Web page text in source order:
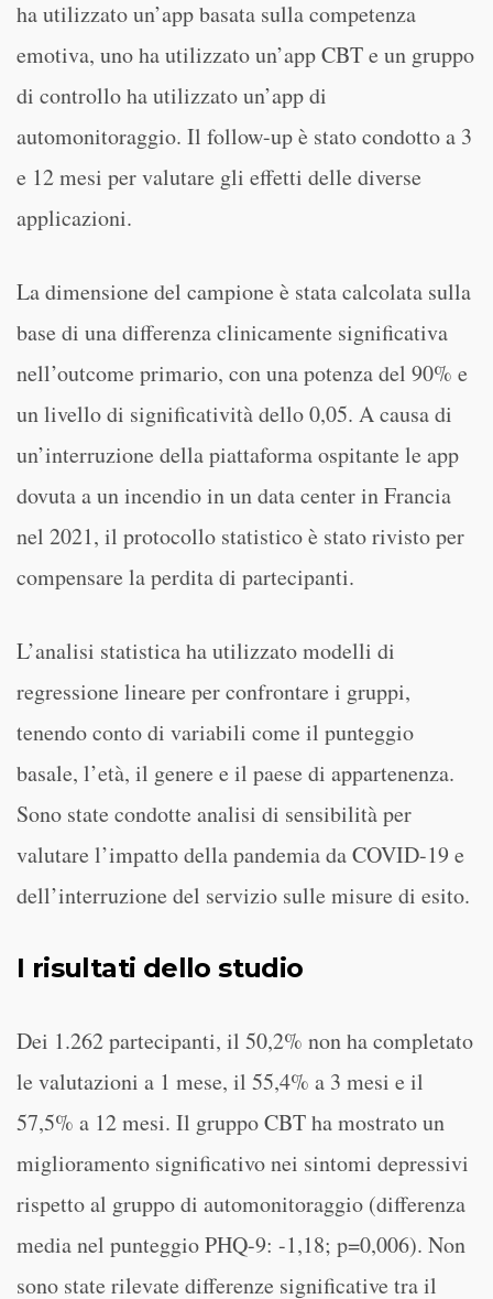
ha utilizzato un’app basata sulla competenza
emotiva, uno ha utilizzato un’app CBT e un gruppo
di controllo ha utilizzato un’app di
automonitoraggio. Il follow-up è stato condotto a 3
e 12 mesi per valutare gli effetti delle diverse
applicazioni.
La dimensione del campione è stata calcolata sulla
base di una differenza clinicamente significativa
nell’outcome primario, con una potenza del 90% e
un livello di significatività dello 0,05. A causa di
un’interruzione della piattaforma ospitante le app
dovuta a un incendio in un data center in Francia
nel 2021, il protocollo statistico è stato rivisto per
compensare la perdita di partecipanti.
L’analisi statistica ha utilizzato modelli di
regressione lineare per confrontare i gruppi,
tenendo conto di variabili come il punteggio
basale, l’età, il genere e il paese di appartenenza.
Sono state condotte analisi di sensibilità per
valutare l’impatto della pandemia da COVID-19 e
dell’interruzione del servizio sulle misure di esito.
I risultati dello studio
Dei 1.262 partecipanti, il 50,2% non ha completato
le valutazioni a 1 mese, il 55,4% a 3 mesi e il
57,5% a 12 mesi. Il gruppo CBT ha mostrato un
miglioramento significativo nei sintomi depressivi
rispetto al gruppo di automonitoraggio (differenza
media nel punteggio PHQ-9: -1,18; p=0,006). Non
sono state rilevate differenze significative tra il